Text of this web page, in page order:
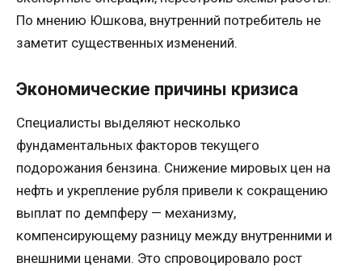
По мнению Юшкова, внутренний потребитель не
заметит существенных изменений.
Экономические причины кризиса
Специалисты выделяют несколько
фундаментальных факторов текущего
подорожания бензина. Снижение мировых цен на
нефть и укрепление рубля привели к сокращению
выплат по демпферу — механизму,
компенсирующему разницу между внутренними и
внешними ценами. Это спровоцировало рост